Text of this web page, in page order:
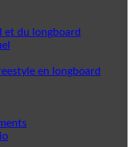
et du longboard
en longboard